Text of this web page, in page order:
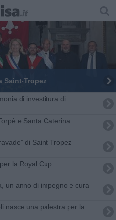
Saint-Tropez
di investitura di
e Santa Caterina
di Saint Tropez
la Royal Cup
un anno di impegno e cura
nasce una palestra per la